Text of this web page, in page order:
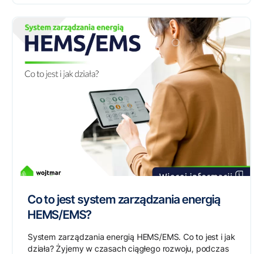
Co to jest system zarządzania energią
HEMS/EMS?
System zarządzania energią HEMS/EMS. Co to jest i jak
działa? Żyjemy w czasach ciągłego rozwoju, podczas